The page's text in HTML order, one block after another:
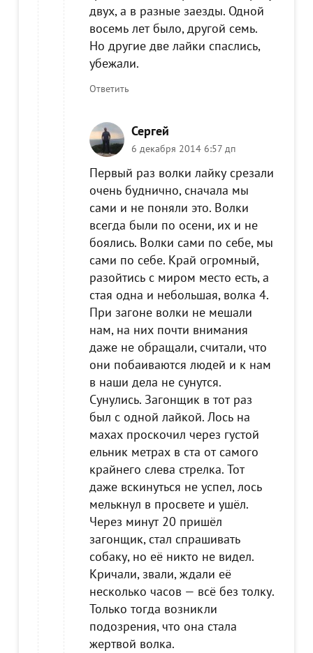
двух, а в разные заезды. Одной
восемь лет было, другой семь.
Но другие две лайки спаслись,
убежали.
Ответить
Сергей
6 декабря 2014 6:57 дп
Первый раз волки лайку срезали
очень буднично, сначала мы
сами и не поняли это. Волки
всегда были по осени, их и не
боялись. Волки сами по себе, мы
сами по себе. Край огромный,
разойтись с миром место есть, а
стая одна и небольшая, волка 4.
При загоне волки не мешали
нам, на них почти внимания
даже не обращали, считали, что
они побаиваются людей и к нам
в наши дела не сунутся.
Сунулись. Загонщик в тот раз
был с одной лайкой. Лось на
махах проскочил через густой
ельник метрах в ста от самого
крайнего слева стрелка. Тот
даже вскинуться не успел, лось
мелькнул в просвете и ушёл.
Через минут 20 пришёл
загонщик, стал спрашивать
собаку, но её никто не видел.
Кричали, звали, ждали её
несколько часов — всё без толку.
Только тогда возникли
подозрения, что она стала
жертвой волка.